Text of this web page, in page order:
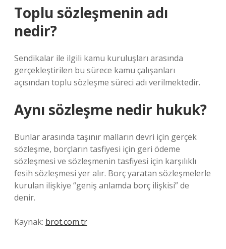
Toplu sözleşmenin adı
nedir?
Sendikalar ile ilgili kamu kuruluşları arasında
gerçekleştirilen bu sürece kamu çalışanları
açısından toplu sözleşme süreci adı verilmektedir.
Aynı sözleşme nedir hukuk?
Bunlar arasında taşınır malların devri için gerçek
sözleşme, borçların tasfiyesi için geri ödeme
sözleşmesi ve sözleşmenin tasfiyesi için karşılıklı
fesih sözleşmesi yer alır. Borç yaratan sözleşmelerle
kurulan ilişkiye “geniş anlamda borç ilişkisi” de
denir.
Kaynak: brot.com.tr